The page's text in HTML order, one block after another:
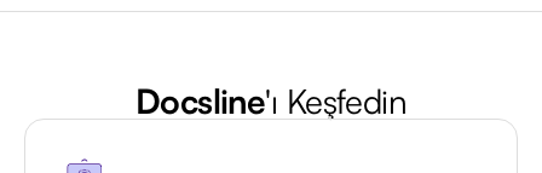
Docsline'ı Keşfedin